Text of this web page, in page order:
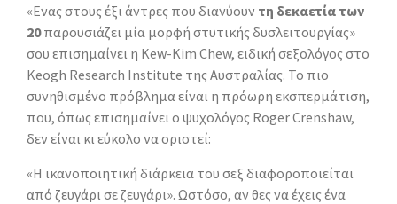
«Ενας στους έξι άντρες που διανύουν τη δεκαετία των
20παρουσιάζει μία μορφή στυτικής δυσλειτουργίας»
σου επισημαίνει η Kew-Kim Chew, ειδική σεξολόγος στο
Keogh Research Institute της Αυστραλίας. Το πιο
συνηθισμένο πρόβλημα είναι η πρόωρη εκσπερμάτιση,
που, όπως επισημαίνει ο ψυχολόγος Roger Crenshaw,
δεν είναι κι εύκολο να οριστεί:
«Η ικανοποιητική διάρκεια του σεξ διαφοροποιείται
από ζευγάρι σε ζευγάρι». Ωστόσο, αν θες να έχεις ένα